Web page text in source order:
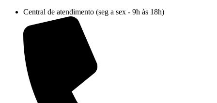
conteúdo
Central de atendimento (seg a sex - 9h às 18h)